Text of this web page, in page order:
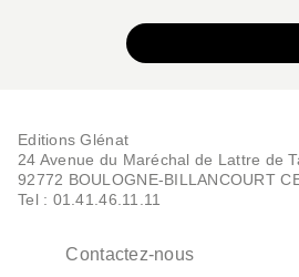
Editions Glénat
24 Avenue du Maréchal de Lattre de
92772 BOULOGNE-BILLANCOURT
Tel : 01.41.46.11.11
Contactez-nous